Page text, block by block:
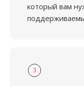
который вам
3